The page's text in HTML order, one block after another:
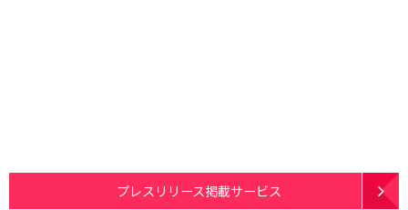
プレスリリース掲載サービス